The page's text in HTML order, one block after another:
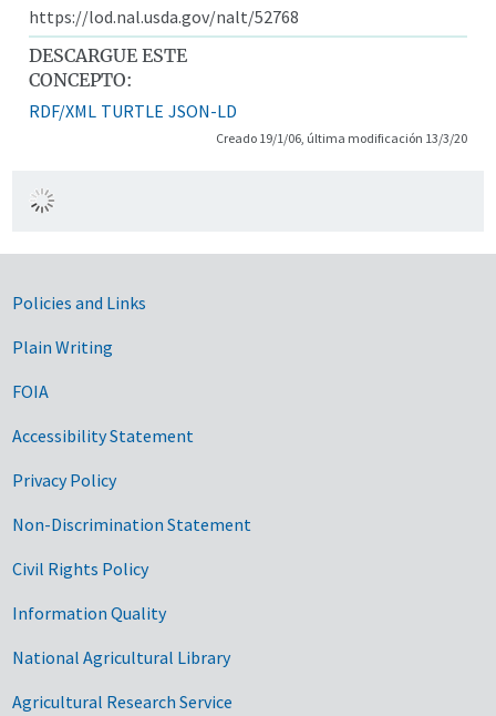
https://lod.nal.usda.gov/nalt/52768
DESCARGUE ESTE
CONCEPTO:
RDF/XML TURTLE JSON-LD
Creado 19/1/06, última modificación 13/3/20
Government Links
Policies and Links
Plain Writing
FOIA
Accessibility Statement
Privacy Policy
Non-Discrimination Statement
Civil Rights Policy
Information Quality
National Agricultural Library
Agricultural Research Service